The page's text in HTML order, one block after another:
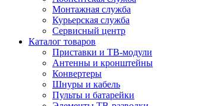
Монтажная служба
Курьерская служба
Сервисный центр
Каталог товаров
Приставки и ТВ-модули
Антенны и кронштейны
Конвертеры
Шнуры и кабель
Пульты и батарейки